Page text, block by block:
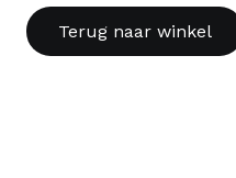
Terug naar winkel